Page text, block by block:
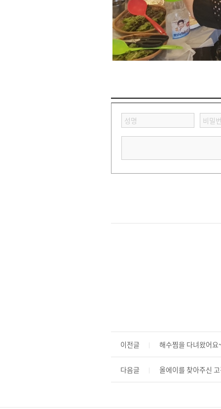
이전글 해수찜을 다녀왔어요
다음글 올에이를 찾아주신